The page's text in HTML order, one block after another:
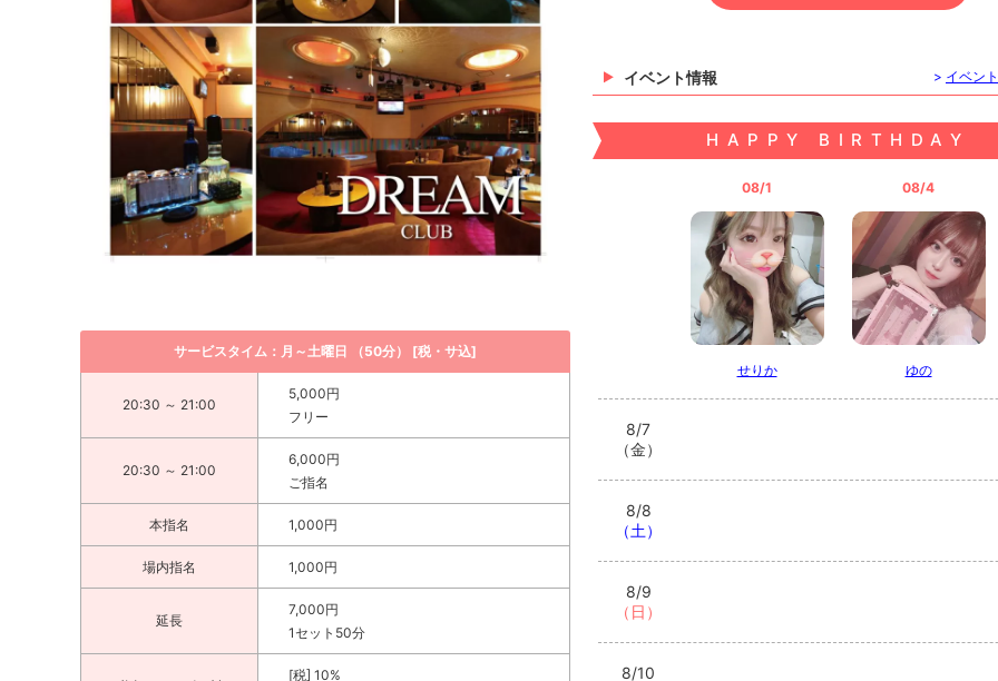
イベント情報 > イベン
HAPPY BIRTHDAY
08/1
せりか
08/4
ゆの
8/7
（金）
8/8
（土）
8/9
（日）
8/10
サービスタイム：月～土曜日 （50分） [税・サ込]
20:30 ～ 21:00
5,000円
フリー
20:30 ～ 21:00
6,000円
ご指名
本指名 1,000円
場内指名 1,000円
延長
7,000円
1セット50分
[税] 10%